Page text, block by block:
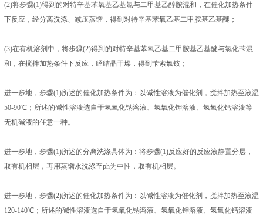
(2)将步骤(1)得到的对特辛基苯氧基乙基氯与二甲基乙醇胺混和，在催化加热条件
下反应，经分离洗涤、减压蒸馏，得到对特辛基苯氧乙基二甲胺基乙基醚；
(3)在有机溶剂中，将步骤(2)得到的对特辛基苯氧乙基二甲胺基乙基醚与氯化苄混
和，在搅拌加热条件下反应，经结晶干燥，得到苄索氯铵；
进一步地，步骤(1)所述的催化加热条件为：以碱性溶液为催化剂，搅拌加热至液温
50-90℃；所述的碱性溶液选自于氢氧化钠溶液、氢氧化钾溶液、氢氧化钙溶液等
无机碱液的任意一种。
进一步地，步骤(1)所述的分离洗涤具体为：将步骤(1)反应好的反应液静置分层，
取有机相层，再用蒸馏水洗涤至ph为中性，取有机相层。
进一步地，步骤(2)所述的催化加热条件为：以碱性溶液为催化剂，搅拌加热至液温
120-140℃；所述的碱性溶液选自于氢氧化钠溶液、氢氧化钾溶液、氢氧化钙溶液